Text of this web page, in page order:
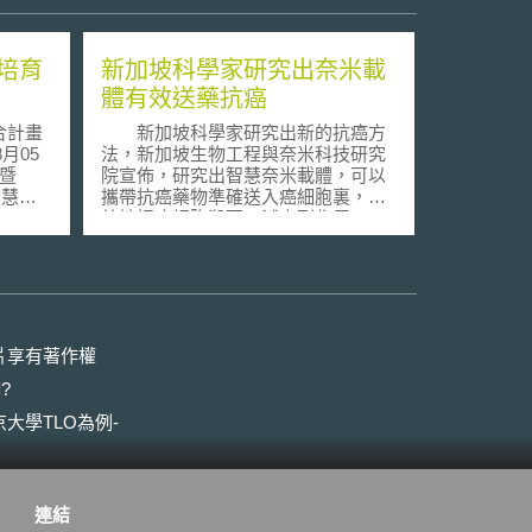
育
計畫
財
」
於
務
強化
力。
育
透過
以期
本文
合計
新加坡科學家研究出奈米載
體有效送藥抗癌
新加坡科學家研究出新的抗癌方
法，新加坡生物工程與奈米科技研究
院宣佈，研究出智慧奈米載體，可以
攜帶抗癌藥物準確送入癌細胞裏，有
效地把癌細胞殺死，減少副作用。
星國科技研究局生物工程與奈米
定的問題。 領導這項研究的科學
家楊義燕博士表示，這種奈米載體可
載體碰到成低酸度的癌細胞組織和細
享有著作權
大學TLO為例-
連結